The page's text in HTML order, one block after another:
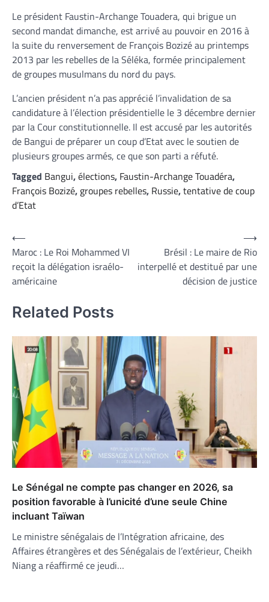
Le président Faustin-Archange Touadera, qui brigue un
second mandat dimanche, est arrivé au pouvoir en 2016 à
la suite du renversement de François Bozizé au printemps
2013 par les rebelles de la Séléka, formée principalement
de groupes musulmans du nord du pays.
L’ancien président n’a pas apprécié l’invalidation de sa
candidature à l’élection présidentielle le 3 décembre dernier
par la Cour constitutionnelle. Il est accusé par les autorités
de Bangui de préparer un coup d’Etat avec le soutien de
plusieurs groupes armés, ce que son parti a réfuté.
Tagged Bangui,élections, Faustin-Archange Touadéra,
François Bozizé, groupes rebelles, Russie,tentative de coup
d’Etat
Navigation
de
l’article
⟵
Maroc : Le Roi Mohammed VI
reçoit la délégation israélo-
américaine
Brésil : Le maire de Rio
interpellé et destitué par une
décision de justice
⟶
Related Posts
Le Sénégal ne compte pas changer en 2026, sa
position favorable à l’unicité d’une seule Chine
incluant Taïwan
Le ministre sénégalais de l’Intégration africaine, des
Affaires étrangères et des Sénégalais de l’extérieur, Cheikh
Niang a réaffirmé ce jeudi…